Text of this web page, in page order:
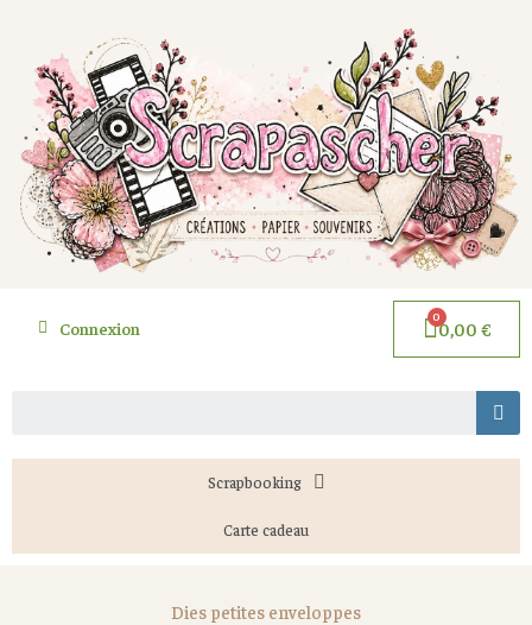
Connexion 0,00 €
Scrapbooking
Carte cadeau
Dies petites enveloppes